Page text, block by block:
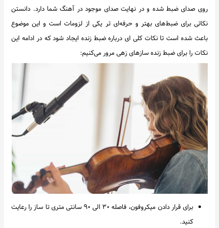
روی صدای ضبط شده و در نهایت صدای موجود در آهنگ شما دارد. دانستن
نکاتی برای ضبط‌های بهتر و حرفه‌ای تر یکی از لزومات است و این موضوع
باعث شده است تا نکات کلی ای درباره ضبط زنده ایجاد شود که در ادامه این
نکات را برای ضبط زنده سازهای زهی مرور می‌کنیم:
برای قرار دادن میکروفون، فاصله ۳۰ الی ۹۰ سانتی متری تا ساز را رعایت
کنید.